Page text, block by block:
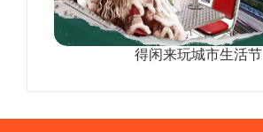
得闲来玩城市生活节